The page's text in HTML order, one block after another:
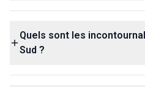
Quels sont les
Sud ?